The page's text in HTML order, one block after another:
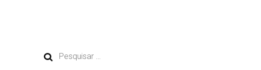
Pesquisar